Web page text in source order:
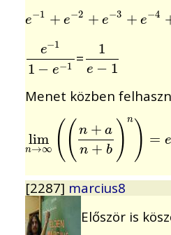
e−1 + e−2 + e−3 + e−4
e−1 +e −2+ e− 3+e −4 +…
e−1
1 − e−1
e−11−e−1
=
1
e − 1
1e−1
Menet közben
lim
n→∞ (( n + a
n + b ) n ) = e
limn → ∞ ((n+an +b n =e a
[2287] marcius8
Először is